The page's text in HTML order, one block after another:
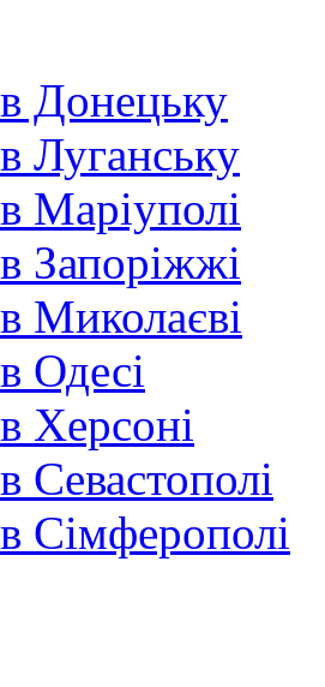
Донецьку
Луганську
Маріуполі
Запоріжжі
Миколаєві
Одесі
Херсоні
Севастополі
Сімферополі